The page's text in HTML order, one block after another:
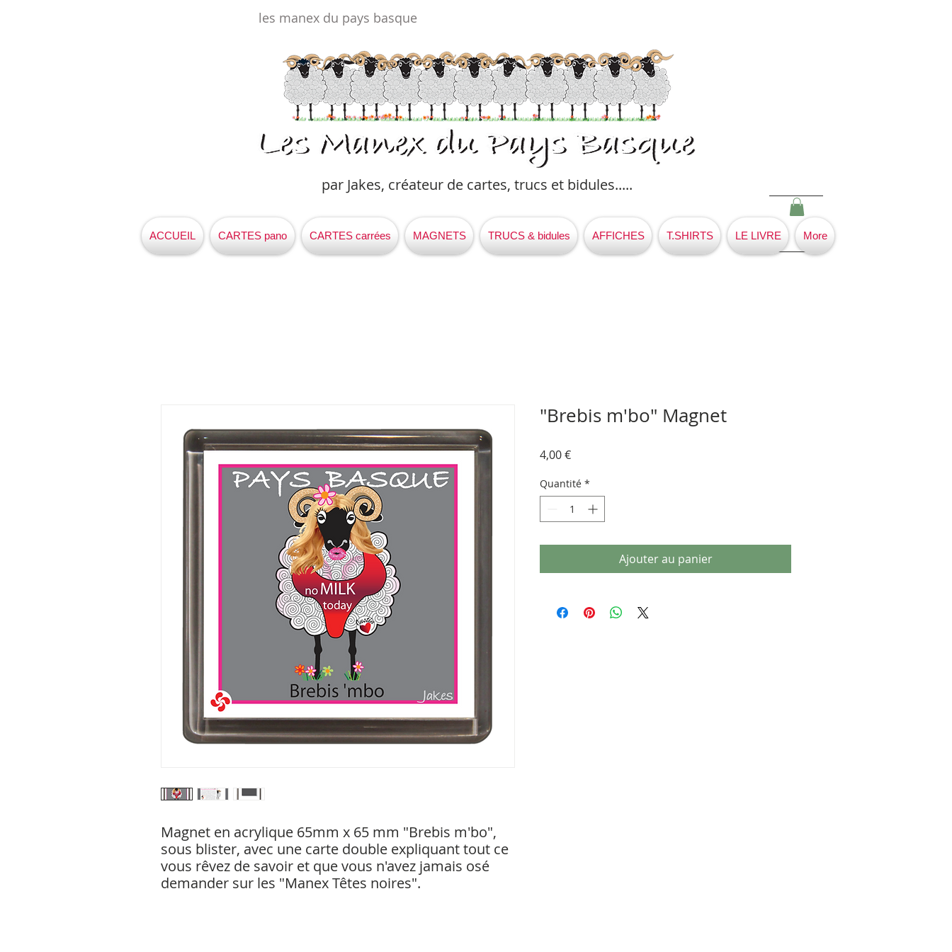
les manex du pays basque
par Jakes, créateur de cartes, trucs et bidules.....​
ACCUEIL CARTES pano CARTES carrées MAGNETS TRUCS & bidules AFFICHES T.SHIRTS LE LIVRE More
Magnet en acrylique 65mm x 65 mm "Brebis m'bo",
sous blister, avec une carte double expliquant tout ce
vous rêvez de savoir et que vous n'avez jamais osé
demander sur les "Manex Têtes noires".
"Brebis m'bo" Magnet
4,00 €Prix
Quantité *
Ajouter au panier